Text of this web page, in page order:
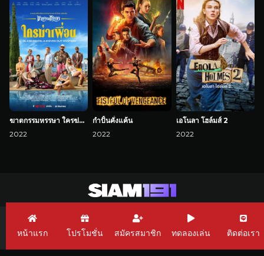
ฆาตกรรมหรรษา ใครฆ่าเพื่อน
2022
กำปั้นคั่งแค้น
2022
เอโนลา โฮล์มส์ 2
2022
Siam191 เว็บพนัน Siam191 Casino Siam191 pg slot
หน้าแรก โปรโมชั่น สมัครสมาชิก ทดลองเล่น ติดต่อเรา